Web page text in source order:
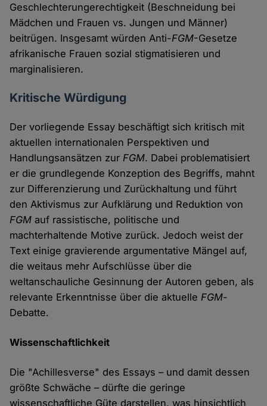
Geschlechterungerechtigkeit (Beschneidung bei
Mädchen und Frauen vs. Jungen und Männer)
beitrügen. Insgesamt würden Anti-FGM-Gesetze
afrikanische Frauen sozial stigmatisieren und
marginalisieren.
Kritische Würdigung
Der vorliegende Essay beschäftigt sich kritisch mit
aktuellen internationalen Perspektiven und
Handlungsansätzen zurFGM. Dabei problematisiert
er die grundlegende Konzeption des Begriffs, mahnt
zur Differenzierung und Zurückhaltung und führt
den Aktivismus zur Aufklärung und Reduktion von
FGM auf rassistische, politische und
machterhaltende Motive zurück. Jedoch weist der
Text einige gravierende argumentative Mängel auf,
die weitaus mehr Aufschlüsse über die
weltanschauliche Gesinnung der Autoren geben, als
relevante Erkenntnisse über die aktuelleFGM-
Debatte.
Wissenschaftlichkeit
Die "Achillesverse" des Essays – und damit dessen
größte Schwäche – dürfte die geringe
wissenschaftliche Güte darstellen, was hinsichtlich